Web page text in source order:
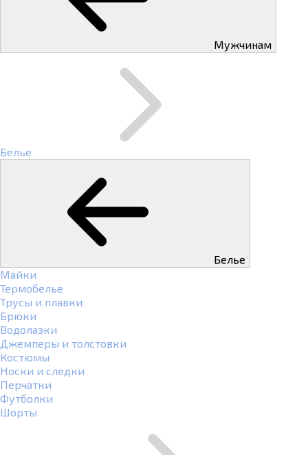
Мужчинам
Белье
Белье
Майки
Термобелье
Трусы и плавки
Брюки
Водолазки
Джемперы и толстовки
Костюмы
Носки и следки
Перчатки
Футболки
Шорты